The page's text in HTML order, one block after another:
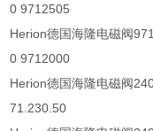
0 9712505
Herion德国海隆电磁阀
0 9712000
Herion德国海隆电磁阀
71.230.50